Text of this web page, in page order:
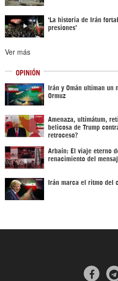
‘La historia de Irán
presiones’
Ver más
OPINIÓN
Irán y Omán ultiman un
Ormuz
Amenaza, ultimátum,
belicosa de Trump
retroceso?
Arbaín: El viaje eterno
renacimiento del
Irán marca el ritmo del